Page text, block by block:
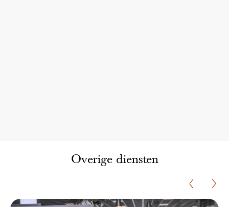
Overige diensten